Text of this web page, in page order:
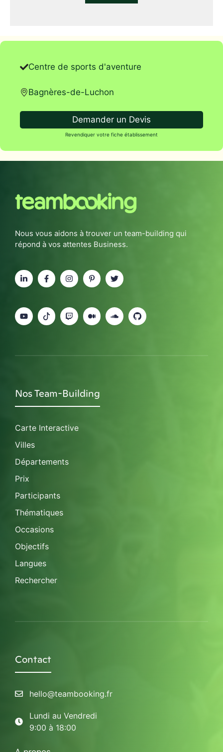
Centre de sports d'aventure
Bagnères-de-Luchon
Demander un Devis
Revendiquer votre fiche établissement
Nous vous aidons à trouver un team-building qui
répond à vos attentes Business.
Nos Team-Building
Carte Interactive
Villes
Départements
Prix
Participants
Thématiques
Occasions
Objectifs
Langues
Rechercher
Contact
hello@teambooking.fr
Lundi au Vendredi
9:00 à 18:00